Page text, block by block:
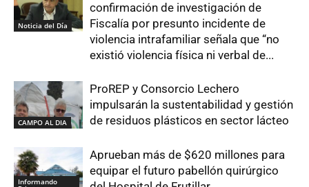
Noticia del Día
confirmación de investigación de
Fiscalía por presunto incidente de
violencia intrafamiliar señala que “no
existió violencia física ni verbal de...
CAMPO AL DIA
ProREP y Consorcio Lechero
impulsarán la sustentabilidad y gestión
de residuos plásticos en sector lácteo
Informando
Aprueban más de $620 millones para
equipar el futuro pabellón quirúrgico